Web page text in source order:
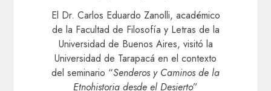
El Dr. Carlos Eduardo Zanolli, académico
de la Facultad de Filosofía y Letras de la
Universidad de Buenos Aires, visitó la
Universidad de Tarapacá en el contexto
del seminario “Senderos y Caminos de la
Etnohistoria desde el Desierto”